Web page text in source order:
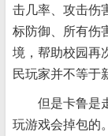
击几率、攻击伤
标防御、所有伤
境，帮助校园再
民玩家并不等于
但是卡鲁是走
玩游戏会掉包的